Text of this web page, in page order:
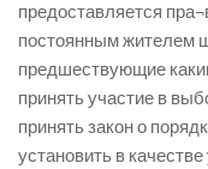
предоставляется
постоянным жителем
предшествующие
принять участие в
принять закон о
установить в